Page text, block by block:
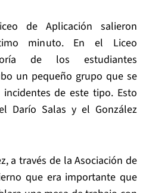
de Aplicación salieron
minuto. En el Liceo
de los estudiantes
un pequeño grupo que se
de este tipo. Esto
Darío Salas y el González
a través de la Asociación de
que era importante que